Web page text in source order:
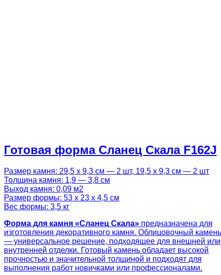
Готовая форма Сланец Скала F162J
Размер камня: 29,5 х 9,3 см — 2 шт, 19,5 х 9,3 см — 2 шт
Толщина камня: 1,9 — 3,8 см
Выход камня: 0,09 м2
Размер формы: 53 х 23 х 4,5 см
Вес формы: 3,5 кг
Форма для камня «Сланец Скала» предназначена для
изготовления декоративного камня. Облицовочный камень
— универсальное решение, подходящее для внешней или
внутренней отделки. Готовый камень обладает высокой
прочностью и значительной толщиной и подходят для
выполнения работ новичками или профессионалами.